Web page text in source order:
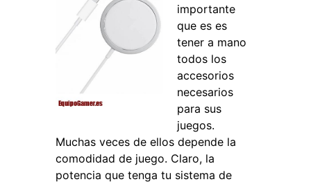
importante
que es es
tener a mano
todos los
accesorios
necesarios
para sus
juegos.
Muchas veces de ellos depende la
comodidad de juego. Claro, la
potencia que tenga tu sistema de